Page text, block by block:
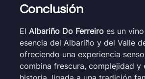
Conclusión
El Albariño Do Ferreiro es un
esencia del Albariño y del Valle
ofreciendo una experiencia
combina frescura, complejidad y